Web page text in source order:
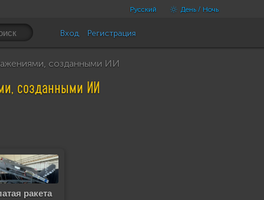
Русский День / Ночь
Вход Регистрация
созданными ИИ
созданными ИИ
ракета